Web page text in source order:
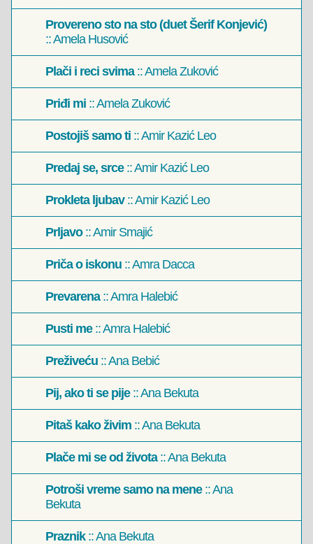
Provereno sto na sto (duet Šerif Konjević)
:: Amela Husović
Plači i reci svima:: Amela Zuković
Priđi mi :: Amela Zuković
Postojiš samo ti :: Amir Kazić Leo
Predaj se, srce:: Amir Kazić Leo
Prokleta ljubav:: Amir Kazić Leo
Prljavo:: Amir Smajić
Priča o iskonu :: Amra Dacca
Prevarena:: Amra Halebić
Pusti me:: Amra Halebić
Preživeću :: Ana Bebić
Pij, ako ti se pije:: Ana Bekuta
Pitaš kako živim :: Ana Bekuta
Plače mi se od života:: Ana Bekuta
Potroši vreme samo na mene:: Ana
Bekuta
Praznik:: Ana Bekuta